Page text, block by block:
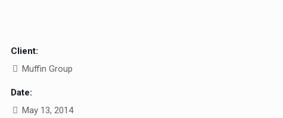
Client:
Muffin Group
Date:
May 13, 2014